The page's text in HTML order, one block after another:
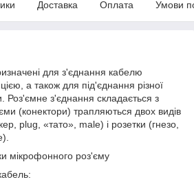
Доставка Оплата Умови
для з'єднання кабелю
а також для під'єднання різної
Роз'ємне з'єднання складається з
(конектори) трапляються двох видів
plug, «тато», male) і розетки (гнезо,
мікрофонного роз'єму